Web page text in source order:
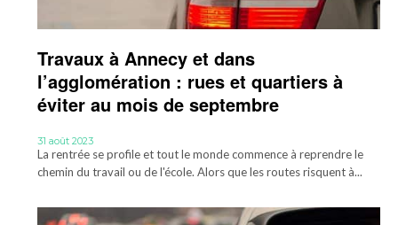
Travaux à Annecy et dans
l’agglomération : rues et quartiers à
éviter au mois de septembre
31 août 2023
La rentrée se profile et tout le monde commence à reprendre le
chemin du travail ou de l'école. Alors que les routes risquent à...